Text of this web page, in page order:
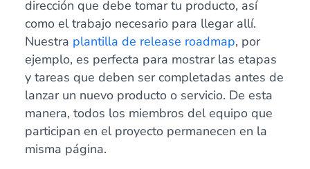
dirección que debe tomar tu producto, así
como el trabajo necesario para llegar allí.
Nuestra plantilla de release roadmap, por
ejemplo, es perfecta para mostrar las etapas
y tareas que deben ser completadas antes de
lanzar un nuevo producto o servicio. De esta
manera, todos los miembros del equipo que
participan en el proyecto permanecen en la
misma página.